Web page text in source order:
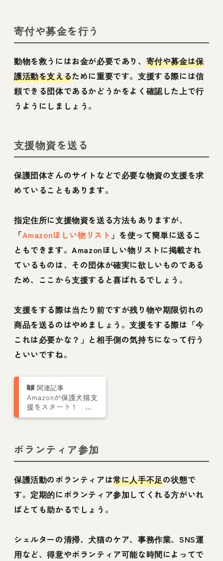
寄付や募金を行う
動物を救うにはお金が必要であり、 寄付や募金は保
護活動を支えるために重要です。支援する際には信
頼できる団体であるかどうかをよく確認した上で行
うようにしましょう。
支援物資を送る
保護団体さんのサイトなどで必要な物資の支援を求
めていることもあります。
指定住所に支援物資を送る方法もありますが、
「Amazonほしい物リスト 」を使って簡単に送るこ
ともできます。Amazonほしい物リストに掲載され
ているものは、その団体が確実に欲しいものである
ため、ここから支援すると喜ばれるでしょう。
支援をする際は当たり前ですが残り物や期限切れの
商品を送るのはやめましょう。支援をする際は「今
これは必要かな？」と相手側の気持ちになって行う
といいですね。
Amazonが保護犬猫支
援をスタート！ ほ
しい物リストが紡ぐ
ボランティア参加
保護活動のボランティアは常に人手不足の状態で
す。定期的にボランティア参加してくれる方がいれ
ばとても助かるでしょう。
シェルターの清掃、犬猫のケア、事務作業、SNS運
用など、得意やボランティア可能な時間によってで